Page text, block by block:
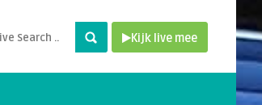
Kijk live mee